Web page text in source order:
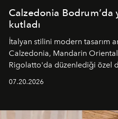
Calzedonia Bodrum’da
kutladı
İtalyan stilini modern tasarım
Calzedonia, Mandarin
Rigolatto'da düzenlediği özel
07.20.2026